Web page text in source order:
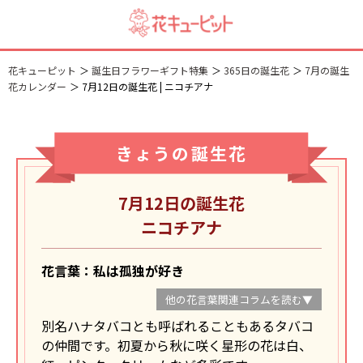
花キューピット 誕生日フラワーギフト特集 365日の誕生花
7月の誕生
花カレンダー
7月12日の誕生花 | ニコチアナ
きょうの誕生花
7月12日の誕生花
ニコチアナ
花言葉：私は孤独が好き
他の花言葉関連コラムを読む▼
別名ハナタバコとも呼ばれることもあるタバコ
の仲間です。初夏から秋に咲く星形の花は白、